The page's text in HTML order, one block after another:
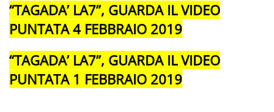
“TAGADA’ LA7”, GUARDA IL VIDEO
PUNTATA 4 FEBBRAIO 2019
“TAGADA’ LA7”, GUARDA IL VIDEO
PUNTATA 1 FEBBRAIO 2019